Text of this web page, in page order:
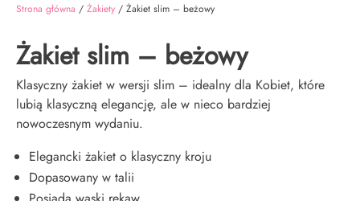
Strona główna / Żakiety / Żakiet slim – beżowy
Żakiet slim – beżowy
Klasyczny żakiet w wersji slim – idealny dla Kobiet, które
lubią klasyczną elegancję, ale w nieco bardziej
nowoczesnym wydaniu.
Elegancki żakiet o klasyczny kroju
Dopasowany w talii